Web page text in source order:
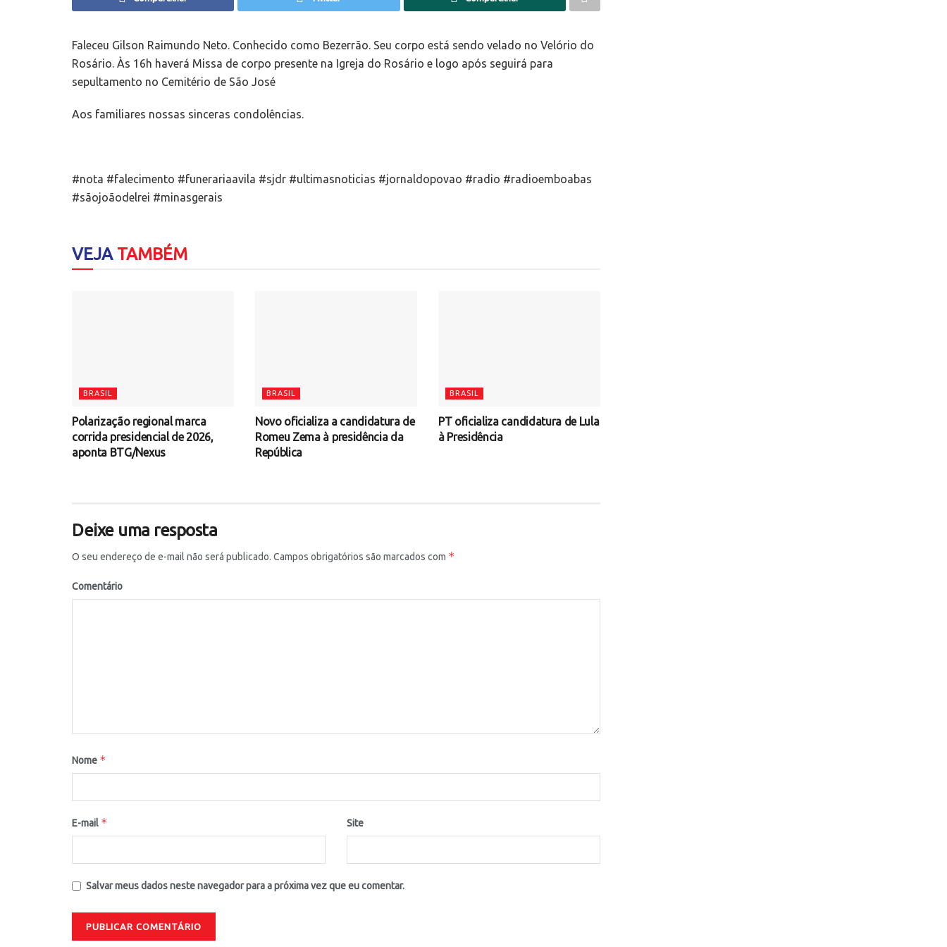
Faleceu Gilson Raimundo Neto. Conhecido como Bezerrão. Seu corpo está sendo velado no Velório do
Rosário. Às 16h haverá Missa de corpo presente na Igreja do Rosário e logo após seguirá para
sepultamento no Cemitério de São José
Aos familiares nossas sinceras condolências.
#nota #falecimento #funerariaavila #sjdr #ultimasnoticias #jornaldopovao #radio #radioemboabas
#sãojoãodelrei #minasgerais
VEJATAMBÉM
BRASIL
Polarização regional marca
corrida presidencial de 2026,
aponta BTG/Nexus
BRASIL
Novo oficializa a candidatura de
Romeu Zema à presidência da
República
BRASIL
PT oficializa candidatura de Lula
à Presidência
Deixe uma resposta
O seu endereço de e-mail não será publicado. Campos obrigatórios são marcados com *
Comentário
Nome *
E-mail * Site
Salvar meus dados neste navegador para a próxima vez que eu comentar.